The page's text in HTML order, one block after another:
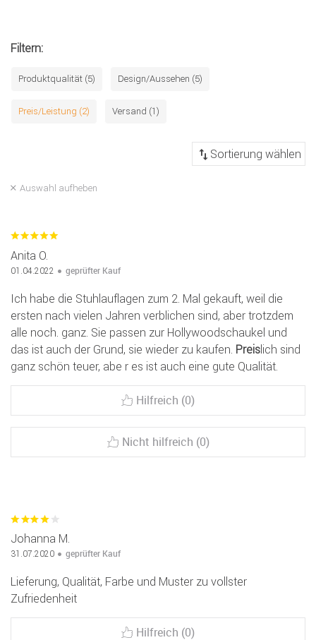
Filtern:
Produktqualität (5) Design/Aussehen (5)
Preis/Leistung (2) Versand (1)
Auswahl aufheben
Anita O.
01.04.2022 geprüfter Kauf
Ich habe die Stuhlauflagen zum 2. Mal gekauft, weil die
ersten nach vielen Jahren verblichen sind, aber trotzdem
alle noch. ganz. Sie passen zur Hollywoodschaukel und
das ist auch der Grund, sie wieder zu kaufen. Preis lich sind
ganz schön teuer, abe r es ist auch eine gute Qualität.
Hilfreich (0)
Nicht hilfreich (0)
Johanna M.
31.07.2020 geprüfter Kauf
Lieferung, Qualität, Farbe und Muster zu vollster
Zufriedenheit
Hilfreich (0)